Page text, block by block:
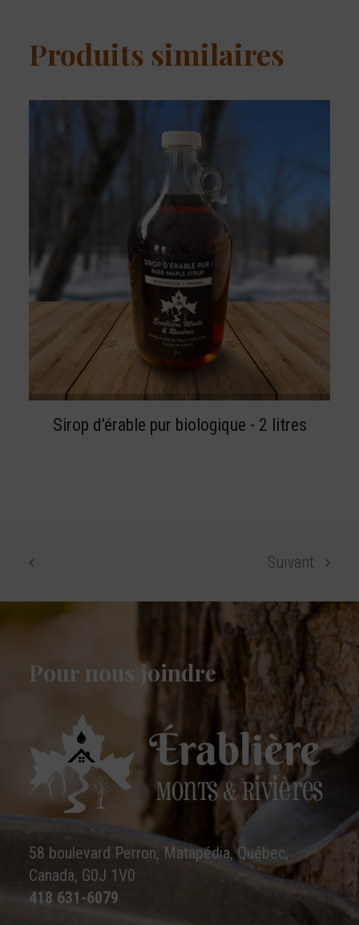
Produits similaires
BUY NOW
Sirop d’érable pur biologique - 2 litres
Suivant
Pour nous joindre
58 boulevard Perron, Matapédia, Québec,
Canada, G0J 1V0
418 631-6079